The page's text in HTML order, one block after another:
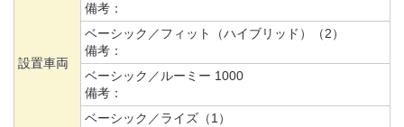
設置車両
備考：
ベーシック／フィット（ハイブリッド）（2）
備考：
ベーシック／ルーミー 1000
備考：
ベーシック／ライズ（1）